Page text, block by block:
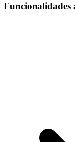
Funcionalidades